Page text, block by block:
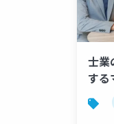
士業
する
語】